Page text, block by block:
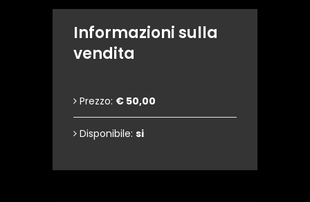
Informazioni sulla
vendita
Prezzo: € 50,00
Disponibile: si